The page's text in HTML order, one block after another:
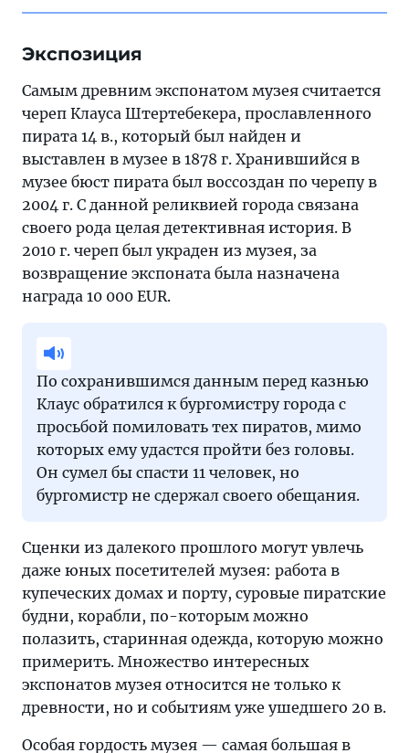
Экспозиция
Самым древним экспонатом музея считается
череп Клауса Штертебекера, прославленного
пирата 14 в., который был найден и
выставлен в музее в 1878 г. Хранившийся в
музее бюст пирата был воссоздан по черепу в
2004 г. С данной реликвией города связана
своего рода целая детективная история. В
2010 г. череп был украден из музея, за
возвращение экспоната была назначена
награда 10 000 EUR.
По сохранившимся данным перед казнью
Клаус обратился к бургомистру города с
просьбой помиловать тех пиратов, мимо
которых ему удастся пройти без головы.
Он сумел бы спасти 11 человек, но
бургомистр не сдержал своего обещания.
Сценки из далекого прошлого могут увлечь
даже юных посетителей музея: работа в
купеческих домах и порту, суровые пиратские
будни, корабли, по-которым можно
полазить, старинная одежда, которую можно
примерить. Множество интересных
экспонатов музея относится не только к
древности, но и событиям уже ушедшего 20 в.
Особая гордость музея — самая большая в